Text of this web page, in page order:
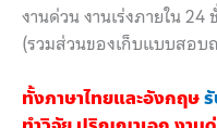
งานด่วน งานเร่งภายใน 24
(รวมส่วนของเก็บแบบสอบ
ทั้งภาษาไทยและอังกฤษ